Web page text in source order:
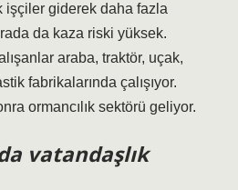
işçiler giderek daha fazla
da kaza riski yüksek.
araba, traktör, uçak,
fabrikalarında çalışıyor.
ormancılık sektörü geliyor.
vatandaşlık